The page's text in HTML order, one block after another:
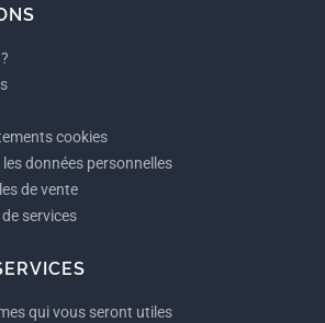
cookies
données personnelles
de vente
services
qui vous seront utiles